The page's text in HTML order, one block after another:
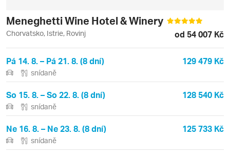
Meneghetti Wine Hotel & Winery
Chorvatsko, Istrie, Rovinj od 54 007 Kč
Pá 14. 8. – Pá 21. 8. (8 dní) 129 479 Kč
snídaně
So 15. 8. – So 22. 8. (8 dní) 128 540 Kč
snídaně
Ne 16. 8. – Ne 23. 8. (8 dní) 125 733 Kč
snídaně